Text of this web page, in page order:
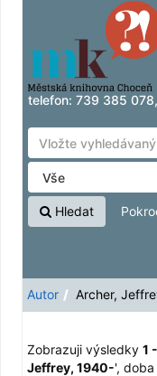
Zobrazuji výsledky1 - 15
Přeskočit na obsah
telefon: 739 385 078
Hledat
Autor Archer,
Zobrazuji výsledky 1
Jeffrey, 1940-',